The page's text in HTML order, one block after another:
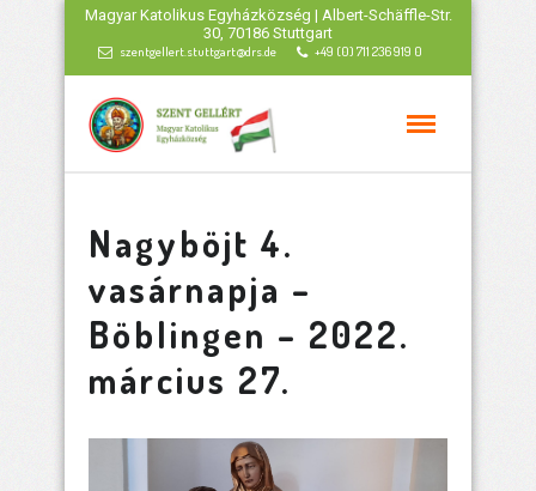
Magyar Katolikus Egyházközség | Albert-Schäffle-Str.
30, 70186 Stuttgart
szentgellert.stuttgart@drs.de +49 (0) 711 236 919 0
Nagyböjt 4.
vasárnapja –
Böblingen – 2022.
március 27.